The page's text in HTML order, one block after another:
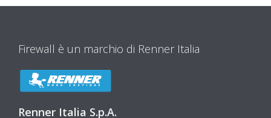
Firewall è un marchio di Renner Italia
Renner Italia S.p.A.